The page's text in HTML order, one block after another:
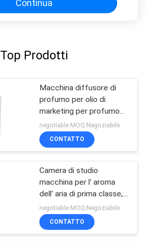
Continua
Top Prodotti
Macchina diffusore di
profumo per olio di
marketing per profumo
Purificatore d'aria bianco
da 300 ml Controllo Wifi
App
negotiable MOQ:Negoziabile
CONTATTO
Camera di studio
macchina per l' aroma
dell' aria di prima classe,
diffusore elettrico di
aroma 35dba Rumore
negotiable MOQ:Negoziabile
CONTATTO